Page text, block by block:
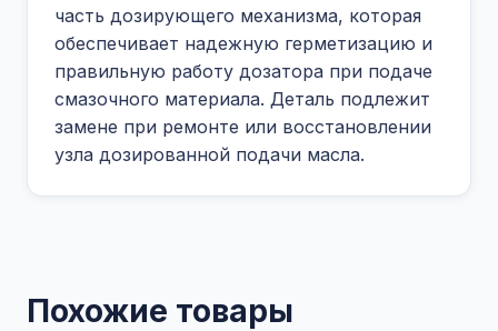
часть дозирующего механизма, которая
обеспечивает надежную герметизацию и
правильную работу дозатора при подаче
смазочного материала. Деталь подлежит
замене при ремонте или восстановлении
узла дозированной подачи масла.
Похожие товары